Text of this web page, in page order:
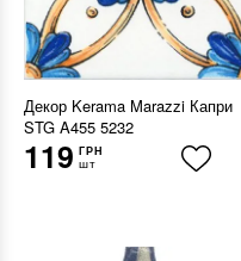
Декор Kerama Marazzi Капри
STG A455 5232
119 ГРН
шт